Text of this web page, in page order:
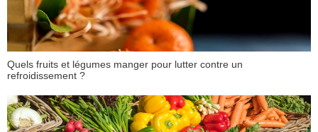
Quels fruits et légumes manger pour lutter contre un
refroidissement ?